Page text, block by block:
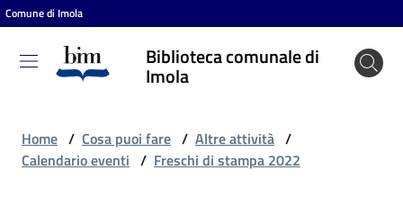
Vai al contenuto
Vai alla navigazione
Vai al footer
Comune di Imola
Biblioteca comunale di
Imola
Biblioteca
comunale
Home / Cosa puoi fare / Altre attività /
Calendario eventi / Freschi di stampa 2022